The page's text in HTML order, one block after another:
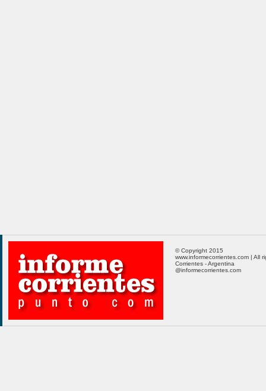
© Copyright 2015
www.informecorrientes.com | All
Corrientes - Argentina
@informecorrientes.com